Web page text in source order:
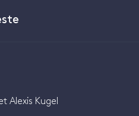
Alexis Kugel